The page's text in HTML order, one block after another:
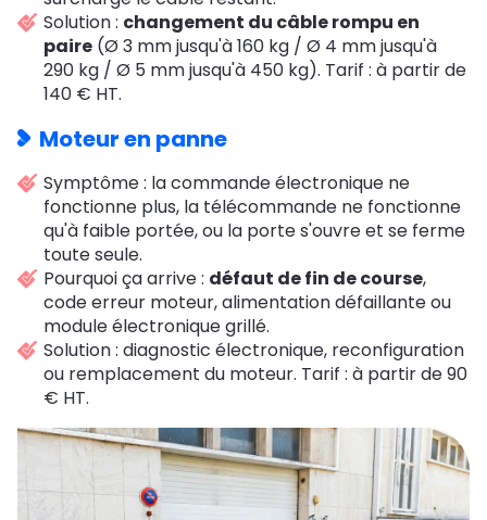
Solution : changement du câble rompu en
paire (Ø 3 mm jusqu'à 160 kg / Ø 4 mm jusqu'à
290 kg / Ø 5 mm jusqu'à 450 kg). Tarif : à partir de
140 € HT.
Moteur en panne
Symptôme : la commande électronique ne
fonctionne plus, la télécommande ne fonctionne
qu'à faible portée, ou la porte s'ouvre et se ferme
toute seule.
Pourquoi ça arrive : défaut de fin de course,
code erreur moteur, alimentation défaillante ou
module électronique grillé.
Solution : diagnostic électronique, reconfiguration
ou remplacement du moteur. Tarif : à partir de 90
€ HT.